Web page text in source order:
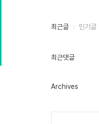
최
인
최근글 인기글
최근댓글
Archives